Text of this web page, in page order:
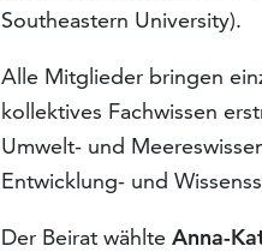
Southeastern University).
Alle Mitglieder bringen
kollektives Fachwissen
Umwelt- und
Entwicklung- und
Der Beirat wählteAnna-